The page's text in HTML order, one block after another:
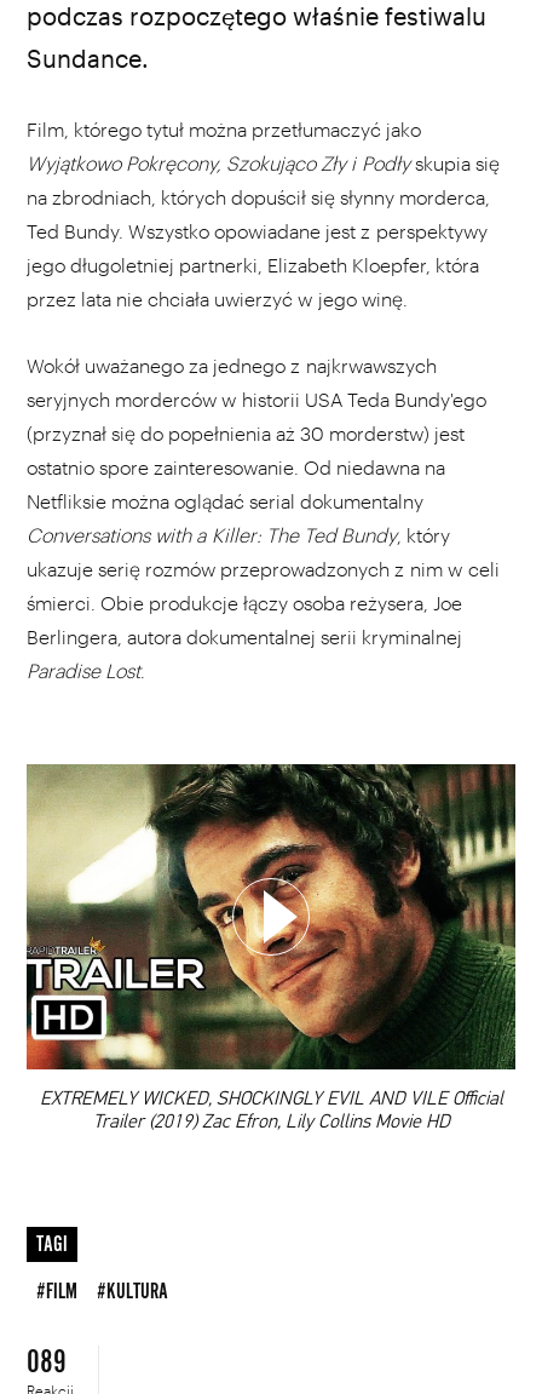
podczas rozpoczętego właśnie festiwalu
Sundance.
Film, którego tytuł można przetłumaczyć jako
Wyjątkowo Pokręcony, Szokująco Zły i Podłyskupia się
na zbrodniach, których dopuścił się słynny morderca,
Ted Bundy. Wszystko opowiadane jest z perspektywy
jego długoletniej partnerki, Elizabeth Kloepfer, która
przez lata nie chciała uwierzyć w jego winę.
Wokół uważanego za jednego z najkrwawszych
seryjnych morderców w historii USA Teda Bundy'ego
(przyznał się do popełnienia aż 30 morderstw) jest
ostatnio spore zainteresowanie. Od niedawna na
Netfliksie można oglądać serial dokumentalny
Conversations with a Killer: The Ted Bundy, który
ukazuje serię rozmów przeprowadzonych z nim w celi
śmierci. Obie produkcje łączy osoba reżysera, Joe
Berlingera, autora dokumentalnej serii kryminalnej
Paradise Lost.
00:00
EXTREMELY WICKED, SHOCKINGLY EVIL AND VILE Official
Trailer (2019) Zac Efron, Lily Collins Movie HD
WYBIERZ SWOJĄ PLAYLISTĘ
DODAJ TEN FILM DO PLAYLISTY
TAGI
#FILM #KULTURA
089
Reakcji